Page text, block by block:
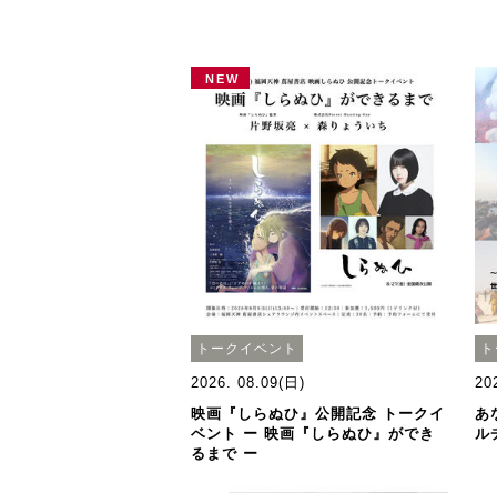
NEW
トークイベント
2026. 08.09(日)
映画『しらぬひ』公開記念 トークイ
ベント ー 映画『しらぬひ』ができ
るまで ー
あ
ル